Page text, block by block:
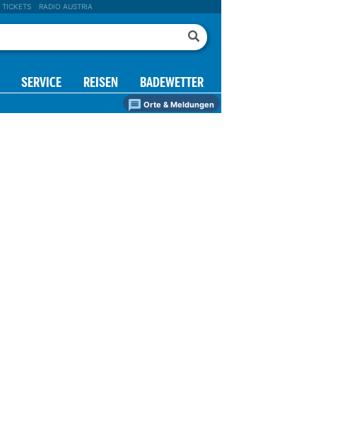
TICKETS RADIO AUSTRIA
SERVICE REISEN BADEWETTER
Orte & Meldungen